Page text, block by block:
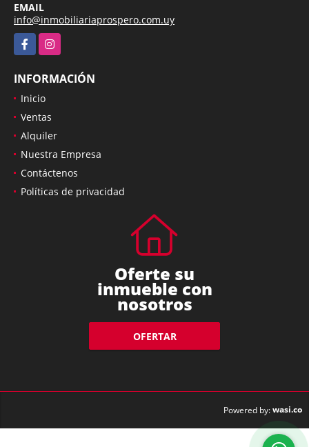
EMAIL
info@inmobiliariaprospero.com.uy
FacebookInstagram
INFORMACIÓN
Inicio
Ventas
Alquiler
Nuestra Empresa
Contáctenos
Políticas de privacidad
Oferte su
inmueble con
nosotros
OFERTAR
Powered by:wasi.co